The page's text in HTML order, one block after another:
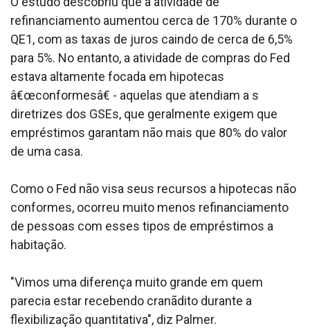
refinanciamento aumentou cerca de 170% durante o
QE1, com as taxas de juros caindo de cerca de 6,5%
para 5%. No entanto, a atividade de compras do Fed
estava altamente focada em hipotecas
â€œconformesâ€ - aquelas que atendiam a s
diretrizes dos GSEs, que geralmente exigem que
empréstimos garantam não mais que 80% do valor
de uma casa.
Como o Fed não visa seus recursos a hipotecas não
conformes, ocorreu muito menos refinanciamento
de pessoas com esses tipos de empréstimos a
habitação.
"Vimos uma diferença muito grande em quem
parecia estar recebendo cranãdito durante a
flexibilização quantitativa", diz Palmer.